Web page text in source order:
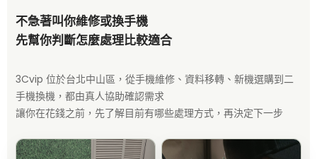
不急著叫你維修或換手機
先幫你判斷怎麼處理比較適合
3Cvip 位於台北中山區，從手機維修、資料移轉、新機選購到二
手機換機，都由真人協助確認需求
讓你在花錢之前，先了解目前有哪些處理方式，再決定下一步